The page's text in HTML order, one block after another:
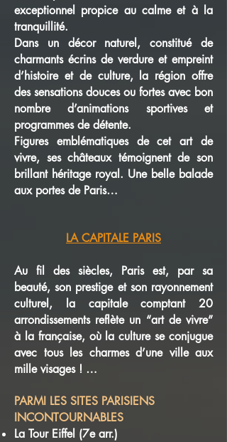
exceptionnel propice au calme et à la
tranquillité.
Dans un décor naturel, constitué de
charmants écrins de verdure et empreint
d’histoire et de culture, la région offre
des sensations douces ou fortes avec bon
nombre d’animations sportives et
programmes de détente.
Figures emblématiques de cet art de
vivre, ses châteaux témoignent de son
brillant héritage royal. Une belle balade
aux portes de Paris…
LA CAPITALE PARIS
Au fil des siècles, Paris est, par sa
beauté, son prestige et son rayonnement
culturel, la capitale comptant 20
arrondissements reflète un “art de vivre”
à la française, où la culture se conjugue
avec tous les charmes d’une ville aux
mille visages ! …
PARMI LES SITES PARISIENS
INCONTOURNABLES
La Tour Eiffel (7e arr.)